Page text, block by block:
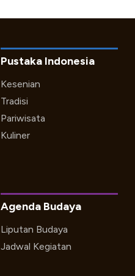
Pustaka Indonesia
Kesenian
Tradisi
Pariwisata
Kuliner
Agenda Budaya
Liputan Budaya
Jadwal Kegiatan